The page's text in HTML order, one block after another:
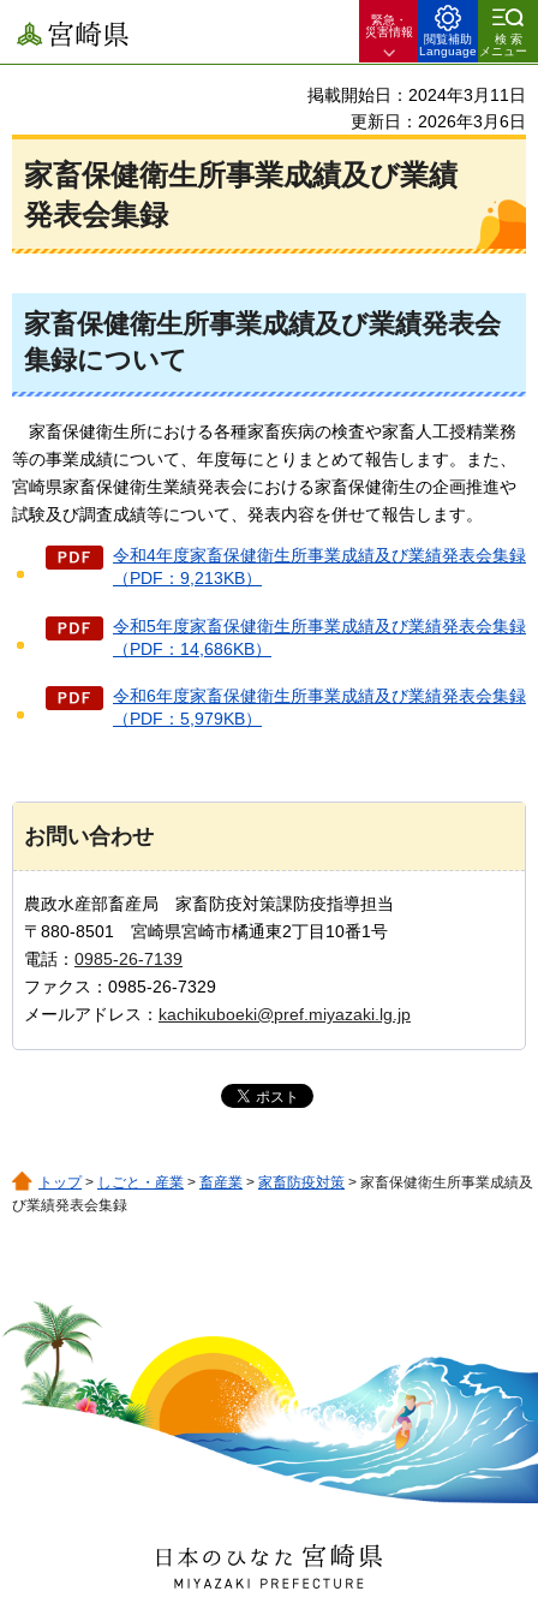
宮崎県
緊急・
災害情報
閲覧補助
Language
検索
メニュー
掲載開始日：2024年3月11日
更新日：2026年3月6日
家畜保健衛生所事業成績及び業績
発表会集録
家畜保健衛生所事業成績及び業績発表会
集録について
家畜保健衛生所における各種家畜疾病の検査や家畜人工授精業務
等の事業成績について、年度毎にとりまとめて報告します。また、
宮崎県家畜保健衛生業績発表会における家畜保健衛生の企画推進や
試験及び調査成績等について、発表内容を併せて報告します。
令和4年度家畜保健衛生所事業成績及び業績発表会集録
（PDF：9,213KB）
令和5年度家畜保健衛生所事業成績及び業績発表会集録
（PDF：14,686KB）
令和6年度家畜保健衛生所事業成績及び業績発表会集録
（PDF：5,979KB）
お問い合わせ
農政水産部畜産局 家畜防疫対策課防疫指導担当
〒880-8501 宮崎県宮崎市橘通東2丁目10番1号
電話： 0985-26-7139
ファクス：0985-26-7329
メールアドレス： kachikuboeki@pref.miyazaki.lg.jp
トップ> しごと・産業 > 畜産業 > 家畜防疫対策 > 家畜保健衛生所事業成績及
び業績発表会集録
日本のひなた 宮崎県
MIYAZAKI PREFECTURE